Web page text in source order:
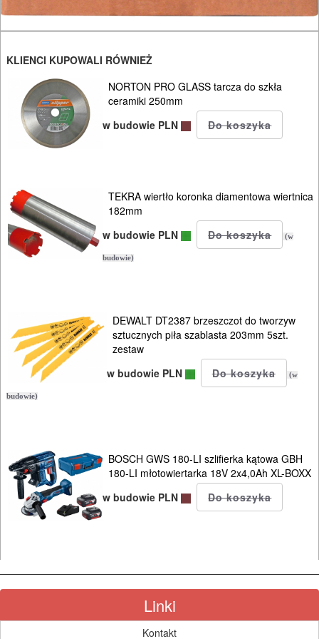
pił
ALLIGATOR
Do
pił
i
ukośnic
szablowych
Do
pistoletów
silikonu
Do
polerek
Do
satyniarek
Do
hebli
KLIENCI KUPOWALI RÓWNIEŻ
NORTON PRO GLASS tarcza do szkła
ceramiki 250mm
w budowie PLN
TEKRA wiertło koronka diamentowa wiertnica
182mm
w budowie PLN
(w
budowie)
DEWALT DT2387 brzeszczot do tworzyw
sztucznych piła szablasta 203mm 5szt.
zestaw
w budowie PLN
(w
budowie)
BOSCH GWS 180-LI szlifierka kątowa GBH
180-LI młotowiertarka 18V 2x4,0Ah XL-BOXX
w budowie PLN
Linki
Kontakt